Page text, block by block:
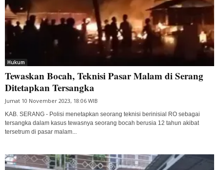
Hukum
Tewaskan Bocah, Teknisi Pasar Malam di Serang
Ditetapkan Tersangka
Jumat 10 November 2023, 18:06 WIB
KAB. SERANG - Polisi menetapkan seorang teknisi berinisial RO sebagai
tersangka dalam kasus tewasnya seorang bocah berusia 12 tahun akibat
tersetrum di pasar malam...